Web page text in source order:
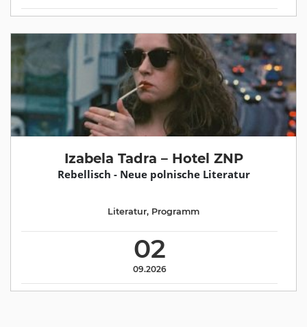
Izabela Tadra – Hotel ZNP
Rebellisch - Neue polnische Literatur
02
09.2026
Literatur, Programm